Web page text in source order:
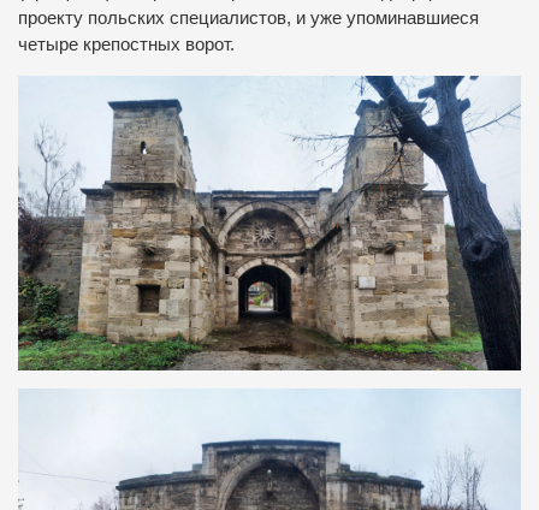
проекту польских специалистов, и уже упоминавшиеся
четыре крепостных ворот.